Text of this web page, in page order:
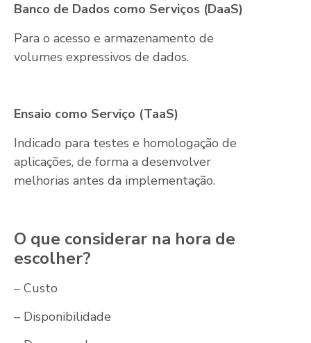
Banco de Dados como Serviços (DaaS)
Para o acesso e armazenamento de
volumes expressivos de dados.
Ensaio como Serviço (TaaS)
Indicado para testes e homologação de
aplicações, de forma a desenvolver
melhorias antes da implementação.
O que considerar na hora de
escolher?
– Custo
– Disponibilidade